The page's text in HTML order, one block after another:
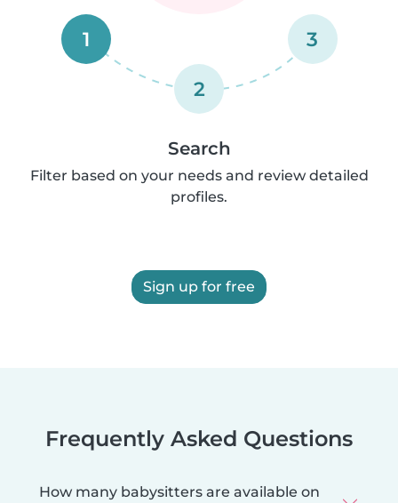
1
2
3
Search
Filter based on your needs and review detailed
profiles.
Sign up for free
Frequently Asked Questions
How many babysitters are available on